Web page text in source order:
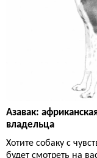
Азавак:
владельца
Хотите собаку с
будет смотреть на